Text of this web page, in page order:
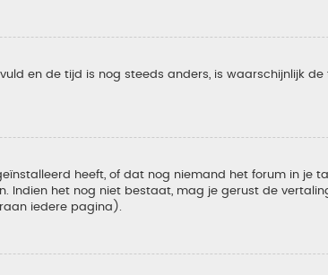
en de tijd is nog steeds anders, is waarschijnlijk
heeft, of dat nog niemand het forum in je
Indien het nog niet bestaat, mag je gerust de
iedere pagina).